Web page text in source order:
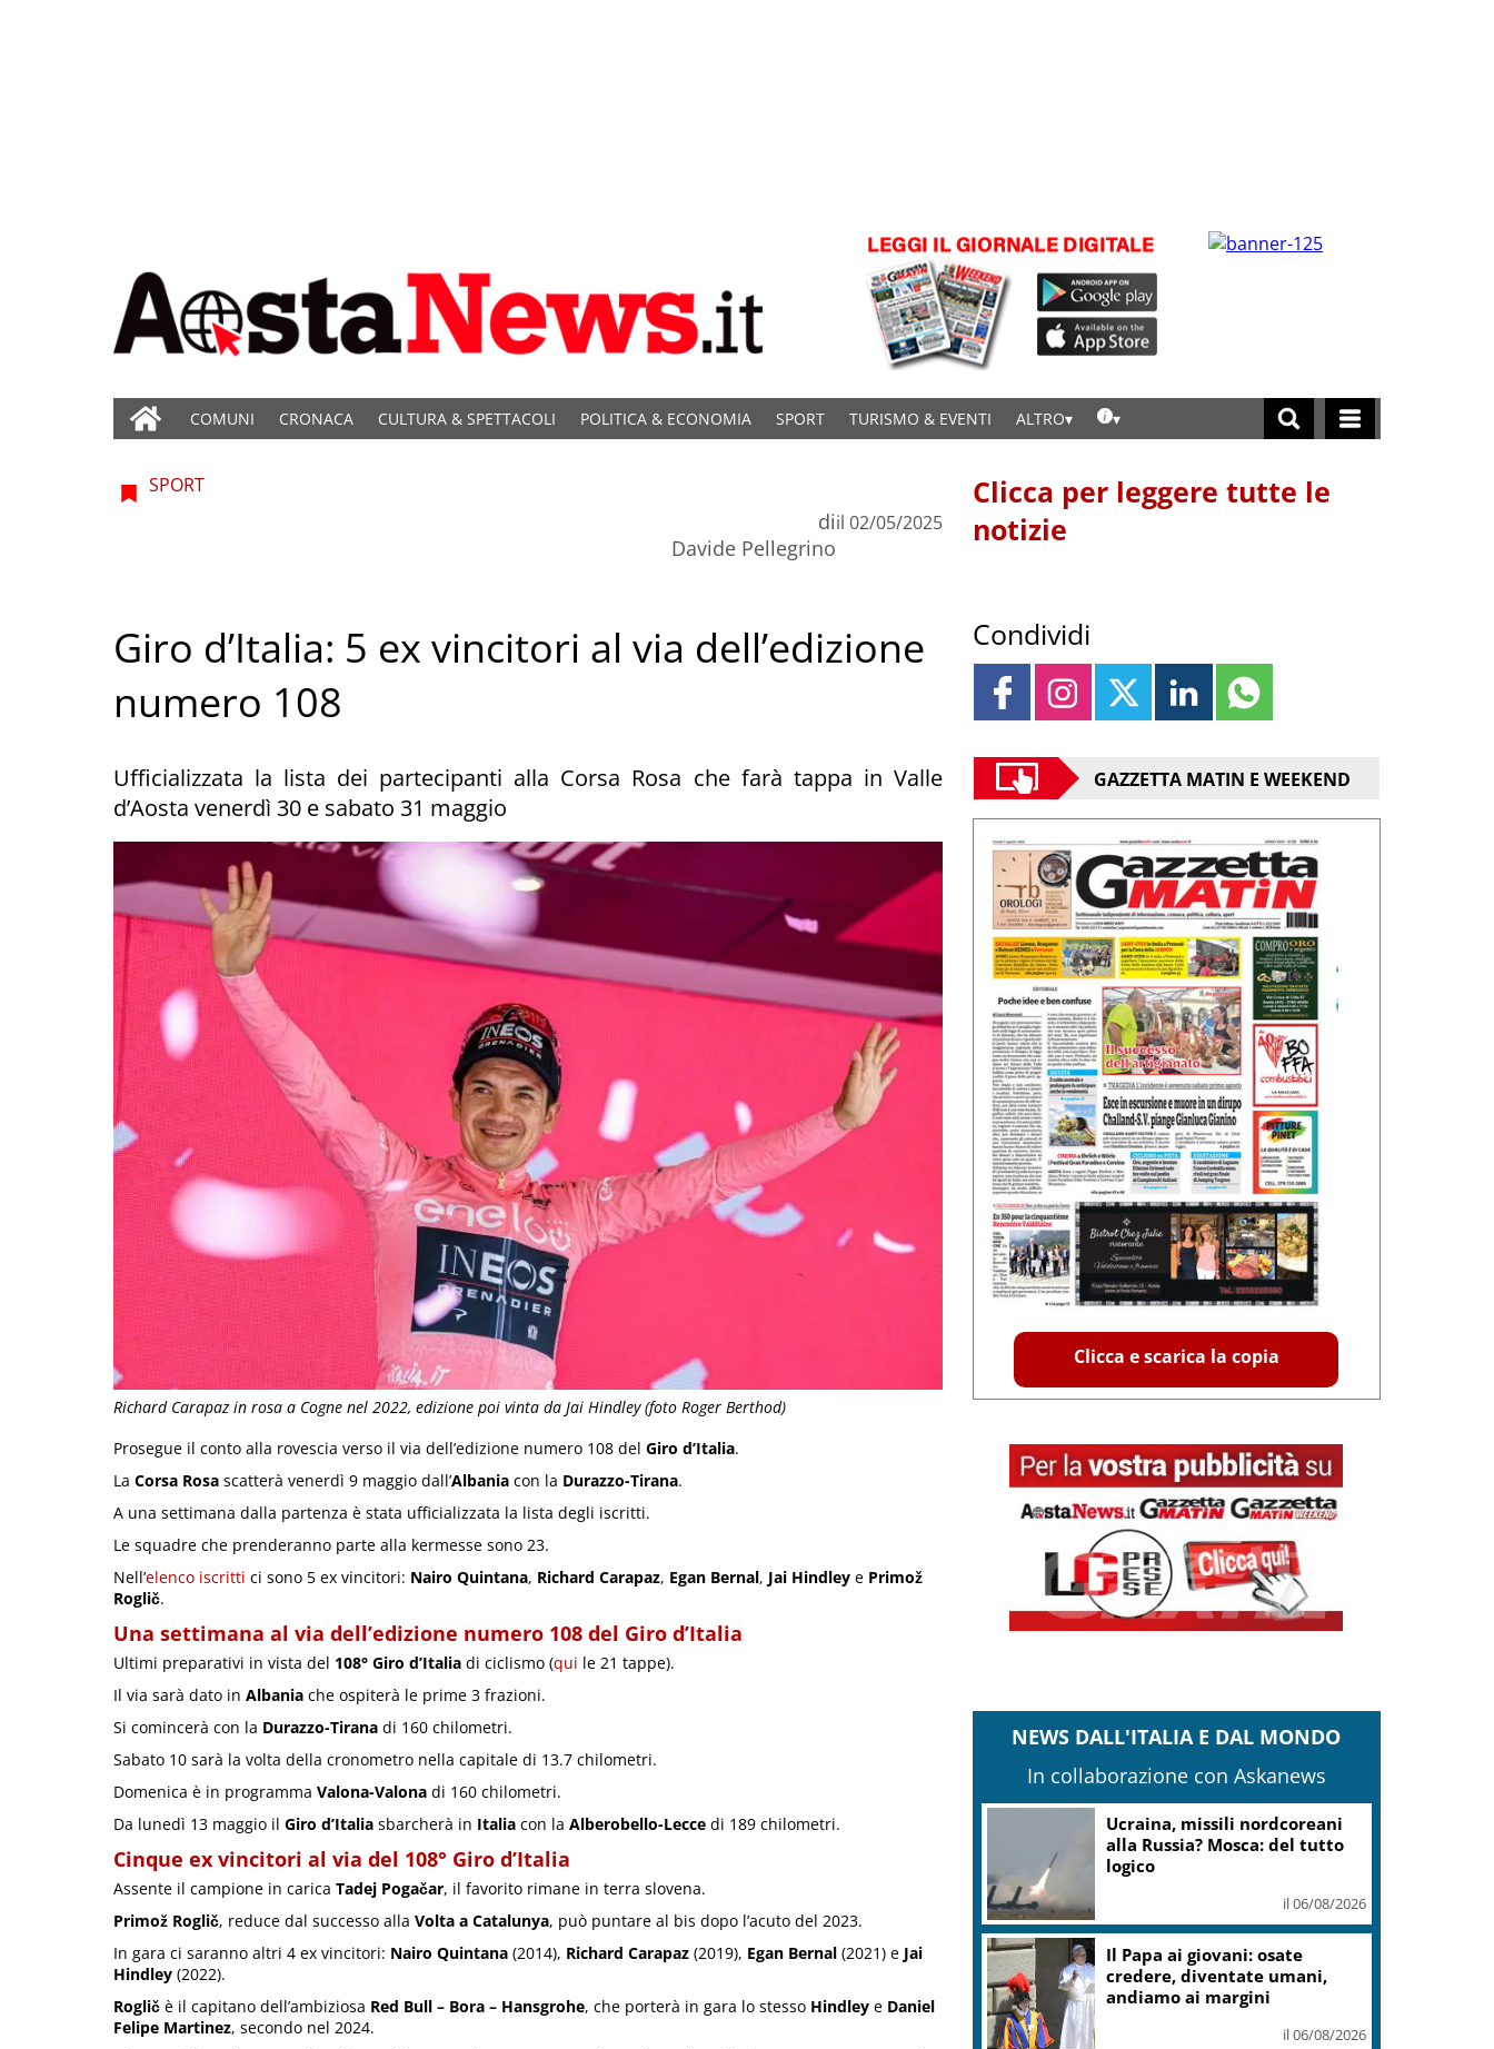
COMUNI CRONACA CULTURA & SPETTACOLI POLITICA & ECONOMIA SPORT TURISMO & EVENTI ALTRO
Richard Carapaz in rosa a Cogne nel 2022, edizione poi vinta da Jai Hindley (foto Roger Berthod)
SPORT
di
Davide Pellegrino
il 02/05/2025
Giro d’Italia: 5 ex vincitori al via dell’edizione
numero 108
Ufficializzata la lista dei partecipanti alla Corsa Rosa che farà tappa in Valle
d’Aosta venerdì 30 e sabato 31 maggio
Prosegue il conto alla rovescia verso il via dell’edizione numero 108 del Giro d’Italia.
La Corsa Rosa scatterà venerdì 9 maggio dall’Albania con la Durazzo-Tirana.
A una settimana dalla partenza è stata ufficializzata la lista degli iscritti.
Le squadre che prenderanno parte alla kermesse sono 23.
Nell’elenco iscritti ci sono 5 ex vincitori: Nairo Quintana, Richard Carapaz, Egan Bernal, Jai Hindley e Primož
Roglič.
Una settimana al via dell’edizione numero 108 del Giro d’Italia
Ultimi preparativi in vista del 108° Giro d’Italia di ciclismo (qui le 21 tappe).
Il via sarà dato in Albania che ospiterà le prime 3 frazioni.
Si comincerà con la Durazzo-Tirana di 160 chilometri.
Sabato 10 sarà la volta della cronometro nella capitale di 13.7 chilometri.
Domenica è in programma Valona-Valona di 160 chilometri.
Da lunedì 13 maggio il Giro d’Italia sbarcherà in Italia con la Alberobello-Lecce di 189 chilometri.
Cinque ex vincitori al via del 108° Giro d’Italia
Assente il campione in carica Tadej Pogačar, il favorito rimane in terra slovena.
Primož Roglič, reduce dal successo alla Volta a Catalunya, può puntare al bis dopo l’acuto del 2023.
In gara ci saranno altri 4 ex vincitori: Nairo Quintana (2014), Richard Carapaz (2019), Egan Bernal (2021) e Jai
Hindley (2022).
Roglič è il capitano dell’ambiziosa Red Bull – Bora – Hansgrohe, che porterà in gara lo stesso Hindley e Daniel
Felipe Martinez, secondo nel 2024.
Clicca per leggere tutte le
notizie
Condividi
GAZZETTA MATIN E WEEKEND
Clicca e scarica la copia
NEWS DALL'ITALIA E DAL MONDO
In collaborazione con Askanews
Ucraina, missili nordcoreani
alla Russia? Mosca: del tutto
logico
il 06/08/2026
Il Papa ai giovani: osate
credere, diventate umani,
andiamo ai margini
il 06/08/2026